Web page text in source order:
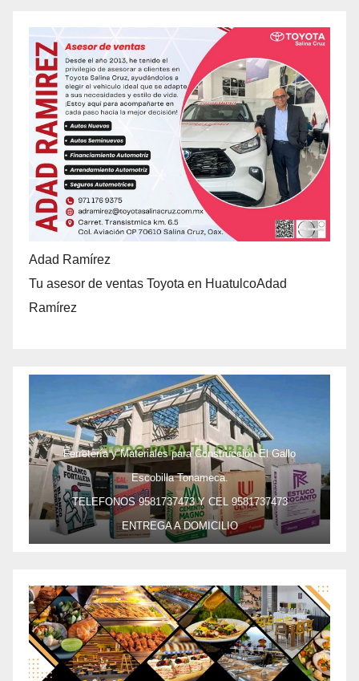
Adad Ramírez
Tu asesor de ventas Toyota en HuatulcoAdad
Ramírez
Ferretería y Materiales para Construcción El Gallo
Escobilla Tonameca.
TELEFONOS 9581737473 Y CEL 9581737473
ENTREGA A DOMICILIO